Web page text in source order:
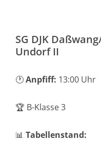
SG DJK
Undorf II
🕐Anpfiff: 13:00 Uhr
🏆 B-Klasse 3
📊 Tabellenstand: